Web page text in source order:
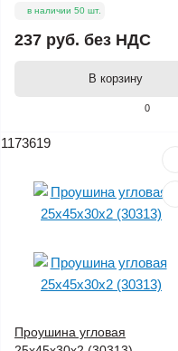
0
в наличии 50 шт.
237 руб. без НДС
В корзину
1173619
Проушина угловая